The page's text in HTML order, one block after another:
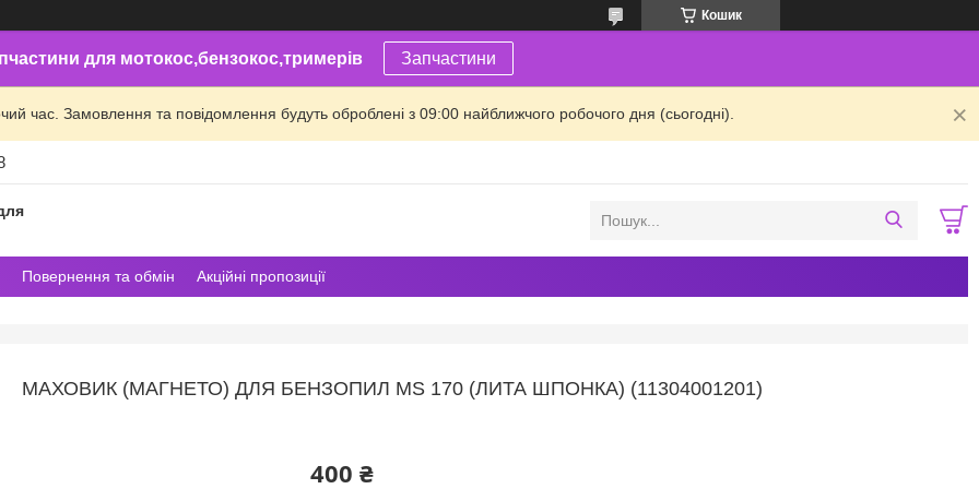
Кошик
для мотокос,бензокос,тримерів Запчастини
час. Замовлення та повідомлення будуть оброблені з 09:00 найближчого робочого дня (сьогодні).
Повернення та обмін Акційні пропозиції
МАХОВИК (МАГНЕТО) ДЛЯ БЕНЗОПИЛ MS 170 (ЛИТА ШПОНКА) (11304001201)
400 ₴